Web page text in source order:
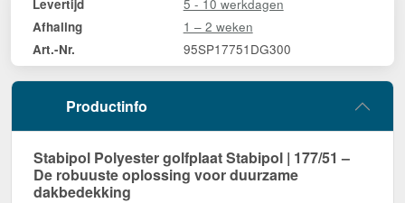
Levertijd
Afhaling 1 – 2 weken
Art.-Nr. 95SP17751DG300
Productinfo
Stabipol Polyester golfplaat Stabipol | 177/51 –
De robuuste oplossing voor duurzame
dakbedekking